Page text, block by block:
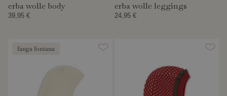
erba wolle body
39,95 €
erba wolle leggings
24,95 €
fanga fontana